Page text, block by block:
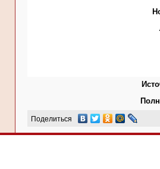
Поделиться